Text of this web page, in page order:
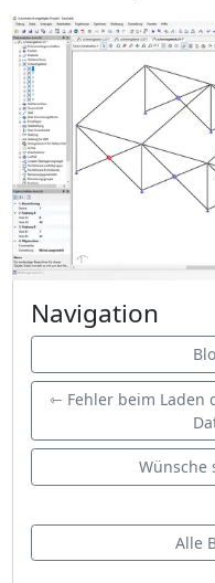
Navigation
⇽ Fehler beim Laden
Wünsche
Alle